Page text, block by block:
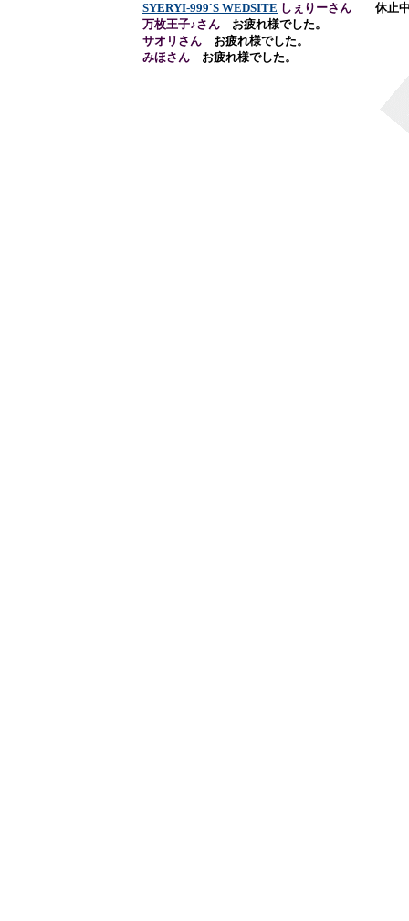
SYERYI-999`S WEDSITE しぇりーさん 休止
万枚王子♪さん お疲れ様でした。
サオリさん お疲れ様でした。
みほさん お疲れ様でした。